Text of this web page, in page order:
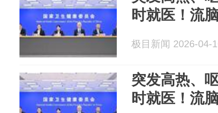
时就医！流
极目新闻 2026-04-
突发高热、
时就医！流